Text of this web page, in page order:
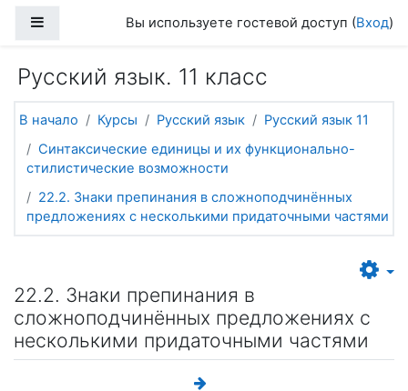
Боковая панельВы используете гостевой доступ (Вход)
Русский язык. 11 класс
В начало Курсы Русский язык
Русский язык 11
Синтаксические единицы и их функционально-
стилистические возможности
22.2. Знаки препинания в сложноподчинённых
предложениях с несколькими придаточными частями
22.2. Знаки препинания в
сложноподчинённых предложениях с
несколькими придаточными частями